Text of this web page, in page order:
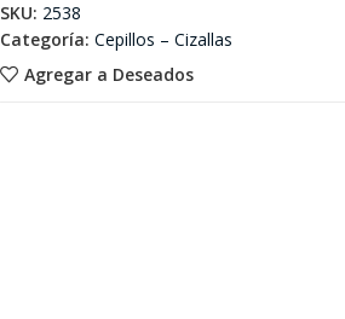
Agregar a Deseados
SKU: 2538
Categoría: Cepillos – Cizallas